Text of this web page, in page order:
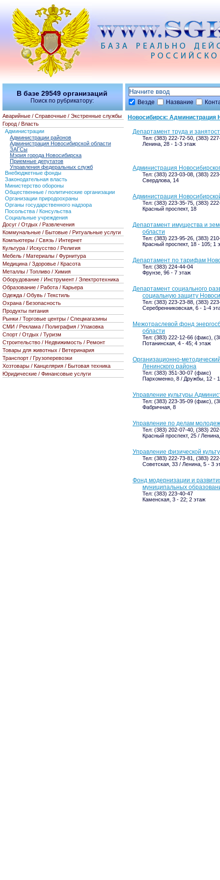
Везде Название
Новосибирск: Администрация
Департамент труда и
Тел: (383) 222-72-50, (383)
Ленина, 28 - 1-3 этаж
Администрация
Тел: (383) 223-03-08, (383)
Свердлова, 14
Администрация
Тел: (383) 223-35-75, (383)
Красный проспект, 18
Департамент имущества и
области
Тел: (383) 223-95-26, (383)
Красный проспект, 18 - 105; 1
Департамент по тарифам
Тел: (383) 224-44-04
Фрунзе, 96 - 7 этаж
Департамент социального
социальную защиту
Тел: (383) 223-23-88, (383)
Серебренниковская, 6 - 1-4
Межотраслевой фонд
области
Тел: (383) 222-12-66 (факс),
Потанинская, 4 - 45; 4 этаж
Организационно-
Ленинского района
Тел: (383) 351-30-07 (факс)
Пархоменко, 8 / Дружбы, 12 -
Управление культуры
Тел: (383) 223-35-09 (факс),
Фабричная, 8
Управление по делам
Тел: (383) 202-07-40, (383)
Красный проспект, 25 /
Управление физической
Тел: (383) 222-73-81, (383)
Советская, 33 / Ленина, 5 - 3
Фонд модернизации и
муниципальных
Тел: (383) 223-40-47
Каменская, 3 - 22; 2 этаж
В базе 29549 организаций
Поиск по рубрикатору:
Аварийные / Справочные / Экстренные службы
Город / Власть
Администрации
Администрации районов
Администрация Новосибирской области
ЗАГСы
Мэрия города Новосибирска
Приемные депутатов
Управления федеральных служб
Внебюджетные фонды
Законодательная власть
Министерство обороны
Общественные / политические организации
Организации природоохраны
Органы государственного надзора
Посольства / Консульства
Социальные учреждения
Досуг / Отдых / Развлечения
Коммунальные / Бытовые / Ритуальные услуги
Компьютеры / Связь / Интернет
Культура / Искусство / Религия
Мебель / Материалы / Фурнитура
Медицина / Здоровье / Красота
Металлы / Топливо / Химия
Оборудование / Инструмент / Электротехника
Образование / Работа / Карьера
Одежда / Обувь / Текстиль
Охрана / Безопасность
Продукты питания
Рынки / Торговые центры / Спецмагазины
СМИ / Реклама / Полиграфия / Упаковка
Спорт / Отдых / Туризм
Строительство / Недвижимость / Ремонт
Товары для животных / Ветеринария
Транспорт / Грузоперевозки
Хозтовары / Канцелярия / Бытовая техника
Юридические / Финансовые услуги